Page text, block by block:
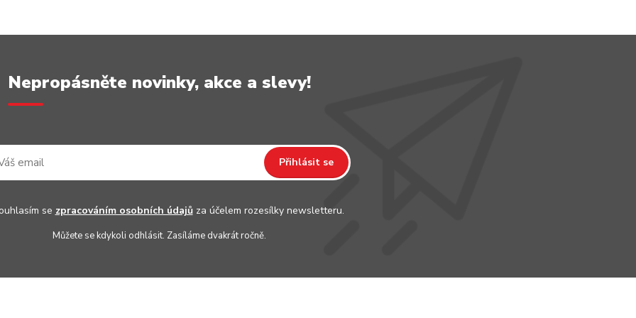
Nepropásněte novinky, akce a slevy!
Přihlásit se
se zpracováním osobních údajůza účelem rozesílky newsletteru.
Můžete se kdykoli odhlásit. Zasíláme dvakrát ročně.